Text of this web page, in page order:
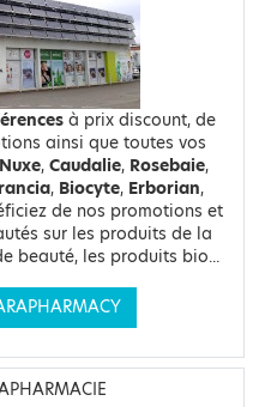
à prix discount, de
ainsi que toutes vos
Nuxe, Caudalie, Rosebaie,
, Biocyte, Erborian,
de nos promotions et
sur les produits de la
beauté, les produits bio...